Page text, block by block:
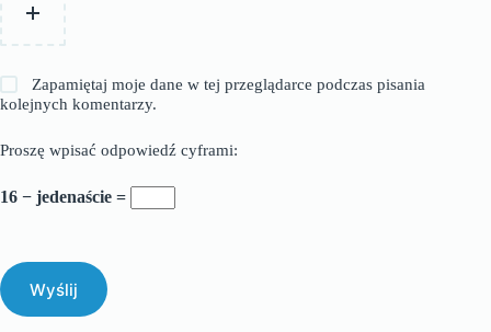
Zapamiętaj moje dane w tej przeglądarce podczas pisania
kolejnych komentarzy.
Proszę wpisać odpowiedź cyframi:
16 − jedenaście =
Wyślij